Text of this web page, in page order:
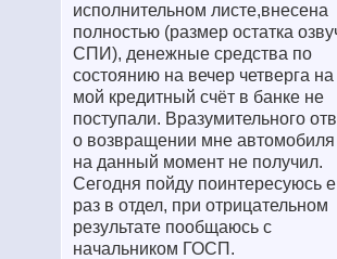
исполнительном листе,внесена
полностью (размер остатка
СПИ), денежные средства по
состоянию на вечер четверга на
мой кредитный счёт в банке не
поступали. Вразумительного
о возвращении мне
на данный момент не получил.
Сегодня пойду поинтересуюсь
раз в отдел, при отрицательном
результате пообщаюсь с
начальником ГОСП.